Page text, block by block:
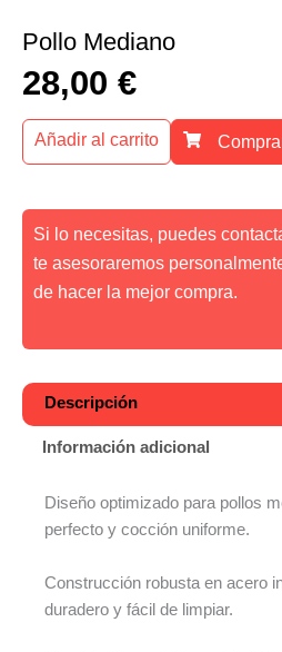
Pollo Mediano
28,00 €
Añadir al carrito
Si lo necesitas, puedes
te asesoraremos
de hacer la mejor compra.
Descripción
Información adicional
Diseño optimizado para pollos
perfecto y cocción uniforme.
Construcción robusta en acero
duradero y fácil de limpiar.